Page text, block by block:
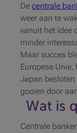
De centrale
weer aan te
vanuit het idee
minder
Maar succes
Europese Unie,
Japan besloten
gooien door
Wat is
Centrale